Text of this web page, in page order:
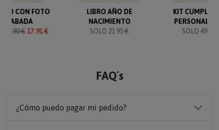
CON FOTO
GRABADA
19.90 €17.91 €
LIBRO AÑO DE
NACIMIENTO
SOLO 21.95 €
KIT
SOLO 49.90
FAQ´s
¿Cómo puedo pagar mi pedido?